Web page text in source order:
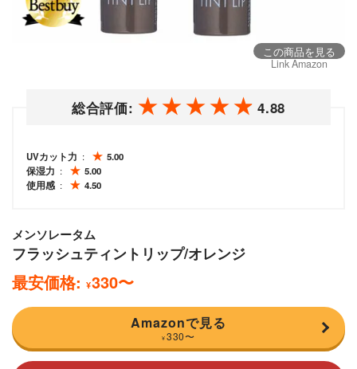
この商品を見る
Link Amazon
総合評価: 4.88
UVカット力
5.00
保湿力
5.00
使用感
4.50
メンソレータム
フラッシュティントリップ/オレンジ
最安価格: ¥330〜
Amazonで見る
¥ 330〜